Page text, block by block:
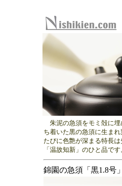
朱泥の急須をモミ殻に埋
ち着いた黒の急須に生ま
たびに色艶が深まる特長
「温故知新」のひと品です
錦園の急須「黒1.8号」